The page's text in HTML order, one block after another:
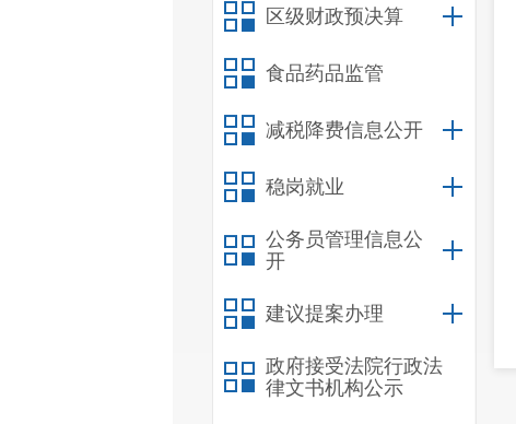
区级财政预决算
食品药品监管
减税降费信息公开
稳岗就业
公务员管理信息公
开
建议提案办理
政府接受法院行政法
律文书机构公示